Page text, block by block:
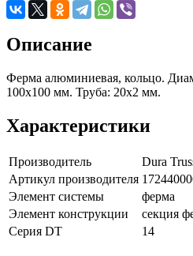
Описание
Ферма алюминиевая, кольцо.
100х100 мм. Труба: 20х2 мм.
Характеристики
Производитель
Dura
Артикул производителя
Элемент системы
ферма
Элемент конструкции
секция
Серия DT
14